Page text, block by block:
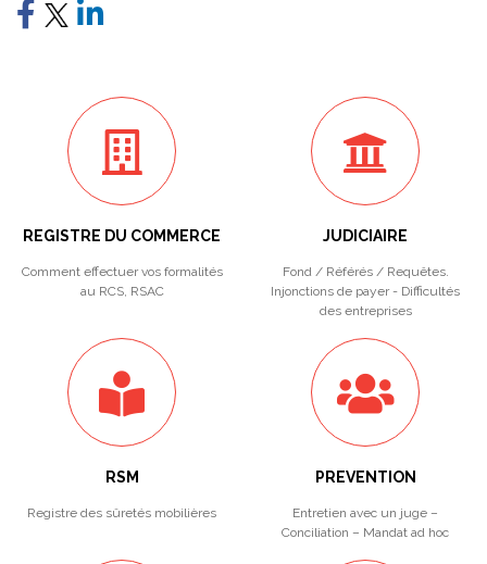
REGISTRE DU COMMERCE
Comment effectuer vos formalités
au RCS, RSAC
JUDICIAIRE
Fond / Référés / Requêtes.
Injonctions de payer - Difficultés
des entreprises
RSM
Registre des sûretés mobilières
PREVENTION
Entretien avec un juge –
Conciliation – Mandat ad hoc